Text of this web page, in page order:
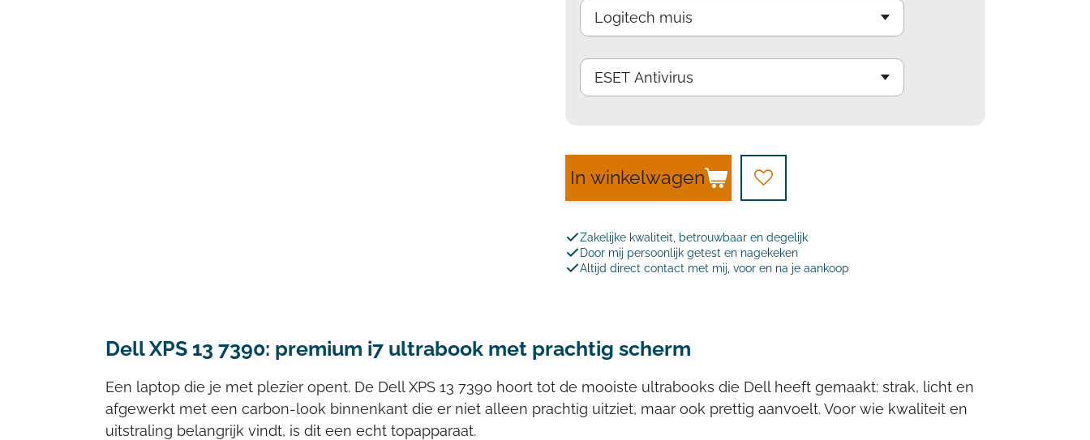
In winkelwagen
Zakelijke kwaliteit, betrouwbaar en degelijk
Door mij persoonlijk getest en nagekeken
Altijd direct contact met mij, voor en na je aankoop
Dell XPS 13 7390: premium i7 ultrabook met prachtig scherm
Een laptop die je met plezier opent. De Dell XPS 13 7390 hoort tot de mooiste ultrabooks die Dell heeft gemaakt: strak, licht en
afgewerkt met een carbon-look binnenkant die er niet alleen prachtig uitziet, maar ook prettig aanvoelt. Voor wie kwaliteit en
uitstraling belangrijk vindt, is dit een echt topapparaat.